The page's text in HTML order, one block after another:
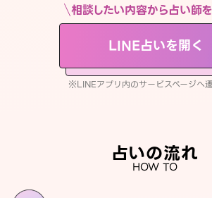
相談したい内容から占い師
LINE占いを開く
※LINEアプリ内のサービスページへ
占いの流れ
HOW TO